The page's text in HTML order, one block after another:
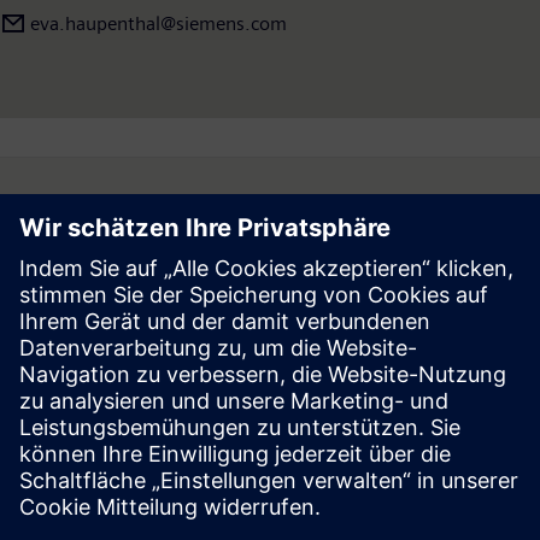
eva.haupenthal@siemens.com
Follow
Press | Company | Siemens
© Siemens 1996 – 2026
Corporate Information
Privacy Notice